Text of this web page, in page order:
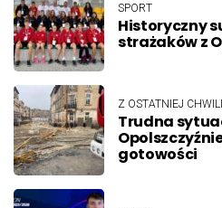
SPORT
Historyczny
strażaków z
Z OSTATNIEJ CHWILI
Trudna
gotowości